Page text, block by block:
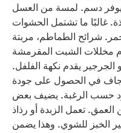
يوفر دسم. لمسة من العسل
غالبًا ما تشتمل الحشوات
شرائح الطماطم، مربتة
مخللات الشبت المقرمشة
الجرجير يقدم نكهة الفلفل.
في الحصول على جودة
حسب الرغبة. يضيف بعض
تعمل الزبدة أو رذاذ
الخبز للشوي. وهذا يضمن